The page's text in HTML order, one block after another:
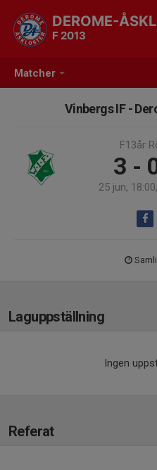
Matcher
DEROME-
F 2013
Vinbergs IF -
F13år
3 -
25 jun,
Laguppställning
Ingen
Referat